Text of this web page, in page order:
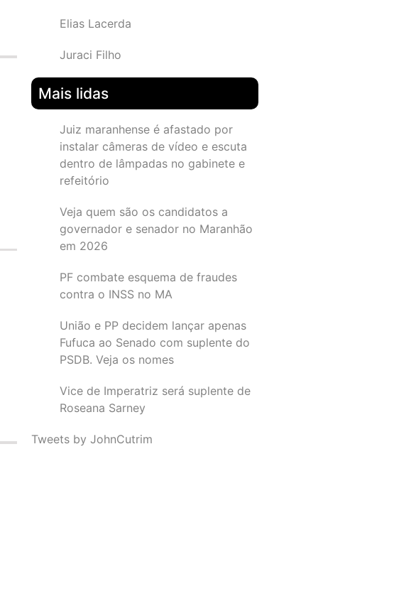
Elias Lacerda
Juraci Filho
Mais lidas
Juiz maranhense é afastado por
instalar câmeras de vídeo e escuta
dentro de lâmpadas no gabinete e
refeitório
Veja quem são os candidatos a
governador e senador no Maranhão
em 2026
PF combate esquema de fraudes
contra o INSS no MA
União e PP decidem lançar apenas
Fufuca ao Senado com suplente do
PSDB. Veja os nomes
Vice de Imperatriz será suplente de
Roseana Sarney
Tweets by JohnCutrim